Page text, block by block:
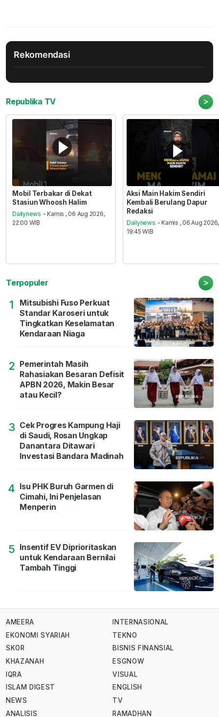
Rekomendasi
Republika TV >
Mobil Terbakar di Dekat
Stasiun Whoosh Halim
Dailynews - Kamis , 06 Aug 2026,
22:00 WIB
Aksi Main Hakim Sendiri
Kembali Berulang Dapur
Redaksi
Dailynews - Kamis , 06 Aug 2026,
19:45 WIB
Terpopuler >
1
Mitsubishi Fuso Perkuat
Standar Karoseri untuk
Tingkatkan Keselamatan
Kendaraan Niaga
2 Pemerintah Masih
Rahasiakan Besaran Defisit
APBN 2026, Makin Besar
atau Kecil?
3 Cek Progres Kampung Haji
di Saudi, Rosan Ungkap
Danantara Ditawari
Investasi Bandara Madinah
4 Isu PHK Buruh Garmen di
Cimahi, Ini Penjelasan
Menperin
5 Insentif EV Diprioritaskan
untuk Kendaraan Bernilai
Tambah Tinggi
AMEERA
EKONOMI SYARIAH
SKOR
KHAZANAH
IQRA
ISLAM DIGEST
NEWS
ANALISIS
INTERNASIONAL
TEKNO
BISNIS FINANSIAL
ESGNOW
VISUAL
ENGLISH
TV
RAMADHAN